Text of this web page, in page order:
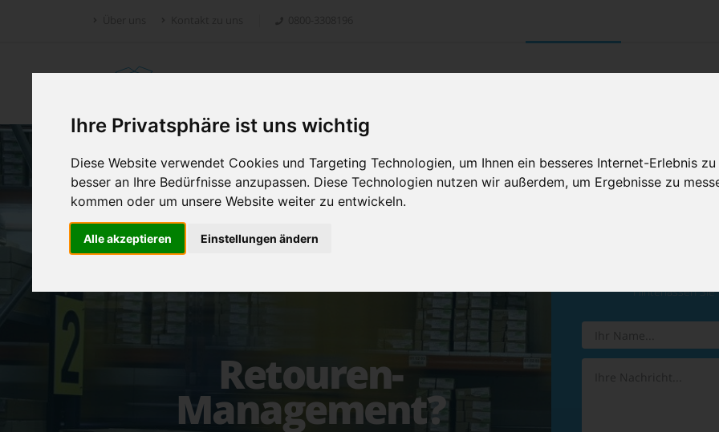
Ihre Privatsphäre ist uns wichtig
Diese Website verwendet Cookies und Targeting Technologien, um Ihnen ein besseres Internet-Erlebnis
besser an Ihre Bedürfnisse anzupassen. Diese Technologien nutzen wir außerdem, um Ergebnisse zu
kommen oder um unsere Website weiter zu entwickeln.
Alle akzeptieren Einstellungen ändern
Retoure.online
Retouren-
Management?
Hinterlassen